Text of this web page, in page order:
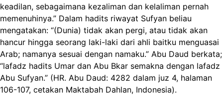
keadilan, sebagaimana kezaliman dan kelaliman pernah
memenuhinya.” Dalam hadits riwayat Sufyan beliau
mengatakan: “(Dunia) tidak akan pergi, atau tidak akan
hancur hingga seorang laki-laki dari ahli baitku menguasai
Arab; namanya sesuai dengan namaku.” Abu Daud berkata;
“lafadz hadits Umar dan Abu Bkar semakna dengan lafadz
Abu Sufyan.” (HR. Abu Daud: 4282 dalam juz 4, halaman
106-107, cetakan Maktabah Dahlan, Indonesia).